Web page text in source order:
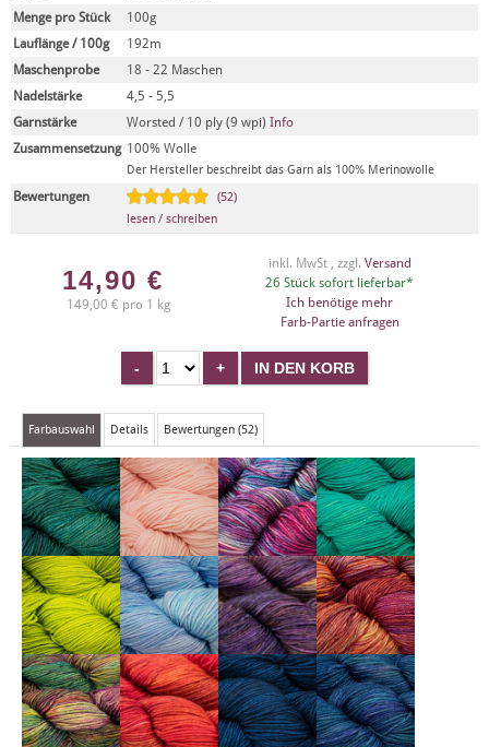
Menge pro Stück
100g
Lauflänge / 100g
192m
Maschenprobe
18 - 22 Maschen
Nadelstärke
4,5 - 5,5
Garnstärke
Worsted / 10 ply (9 wpi) Info
Zusammensetzung 100% Wolle
Der Hersteller beschreibt das Garn als 100% Merinowolle
Bewertungen
(52)
lesen / schreiben
14,90 €
149,00 € pro 1 kg
inkl. MwSt , zzgl. Versand
26 Stück sofort lieferbar*
Ich benötige mehr
Farb-Partie anfragen
Farbauswahl Details Bewertungen (52)